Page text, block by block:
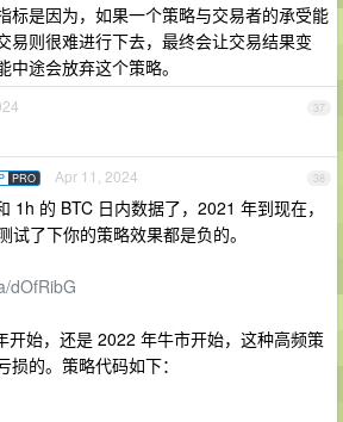
标是因为，如果一个策略与交易者的承受能
易则很难进行下去，最终会让交易结果变
途会放弃这个策略。
37
38
PRO Apr 11, 2024
1h 的 BTC 日内数据了，2021 年到现在，
试了下你的策略效果都是负的。
dOfRibG
开始，还是 2022 年牛市开始，这种高频策
损的。策略代码如下：